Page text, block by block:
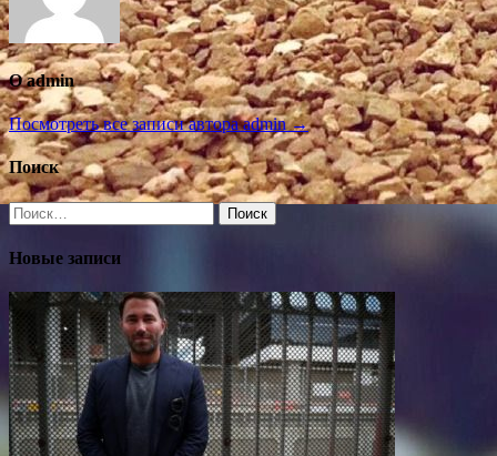
О admin
Посмотреть все записи автора admin →
Поиск
Найти:
Новые записи